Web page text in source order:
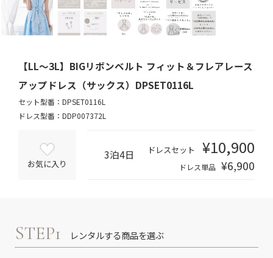
【LL～3L】BIGリボンベルト フィット＆フレアレース
アップドレス（サックス）DPSET0116L
セット型番：DPSET0116L
ドレス型番：DDP007372L
お気に入り
3泊4日 ドレスセット ¥10,900
ドレス単品 ¥6,900
STEP1 レンタルする商品を選ぶ